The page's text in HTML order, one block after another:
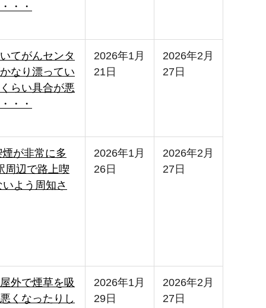
・・
てがんセンタ
なり漂ってい
らい具合が悪
・・
2026年1月
21日
2026年2月
27日
が非常に多
周辺で路上喫
よう周知さ
2026年1月
26日
2026年2月
27日
外で煙草を吸
くなったりし
2026年1月
29日
2026年2月
27日